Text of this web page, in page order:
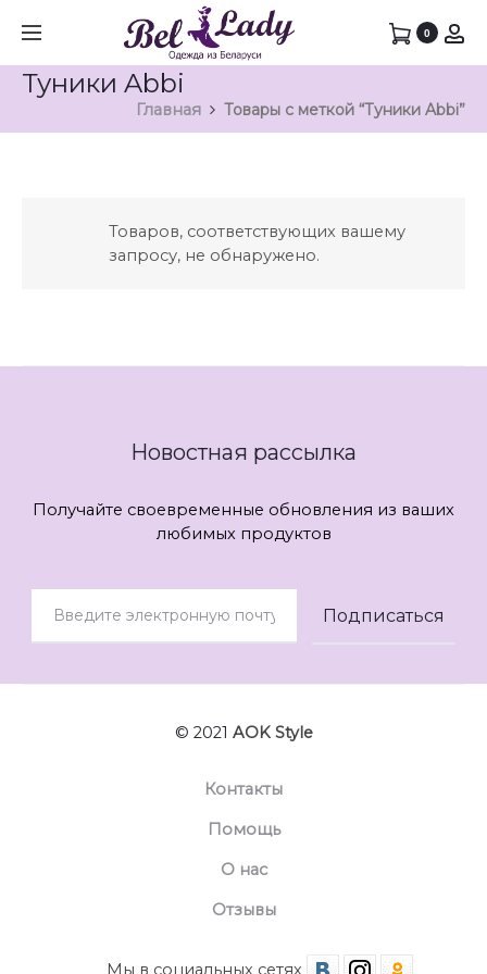
0
Туники Abbi
Главная Товары с меткой “Туники Abbi”
Товаров, соответствующих вашему
запросу, не обнаружено.
Новостная рассылка
Получайте своевременные обновления из ваших
любимых продуктов
© 2021 AOK Style
Контакты
Помощь
О нас
Отзывы
Мы в социальных сетях